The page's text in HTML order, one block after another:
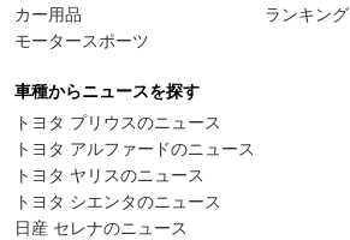
カー用品
モータースポーツ
ランキング
車種からニュースを探す
トヨタ プリウスのニュース
トヨタ アルファードのニュース
トヨタ ヤリスのニュース
トヨタ シエンタのニュース
日産 セレナのニュース